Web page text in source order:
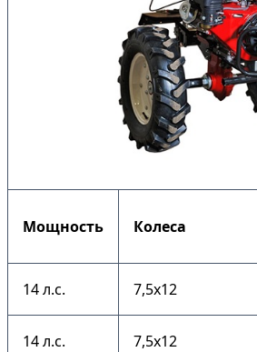
Мощность Колеса
14 л.с. 7,5х12
14 л.с. 7,5х12